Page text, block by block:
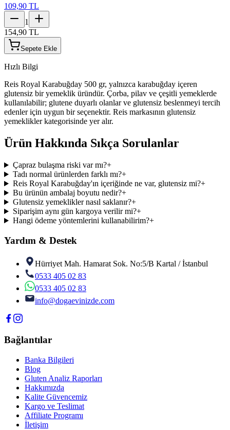
109,90 TL
1
154,90 TL
Sepete Ekle
Hızlı Bilgi
Reis Royal Karabuğday 500 gr, yalnızca karabuğday içeren
glutensiz bir yemeklik üründür. Çorba, pilav ve çeşitli yemeklerde
kullanılabilir; glutene duyarlı olanlar ve glutensiz beslenmeyi tercih
edenler için uygun bir seçenektir. Reis markasının glutensiz
yemeklikler kategorisinde yer alır.
Ürün Hakkında Sıkça Sorulanlar
Çapraz bulaşma riski var mı?+
Tadı normal ürünlerden farklı mı?+
Reis Royal Karabuğday'ın içeriğinde ne var, glutensiz mi?+
Bu ürünün ambalaj boyutu nedir?+
Glutensiz yemeklikler nasıl saklanır?+
Siparişim aynı gün kargoya verilir mi?+
Hangi ödeme yöntemlerini kullanabilirim?+
Yardım & Destek
Hürriyet Mah. Hamarat Sok. No:5/B Kartal / İstanbul
0533 405 02 83
0533 405 02 83
info@dogaevinizde.com
Bağlantılar
Banka Bilgileri
Blog
Gluten Analiz Raporları
Hakkımızda
Kalite Güvencemiz
Kargo ve Teslimat
Affiliate Programı
İletişim